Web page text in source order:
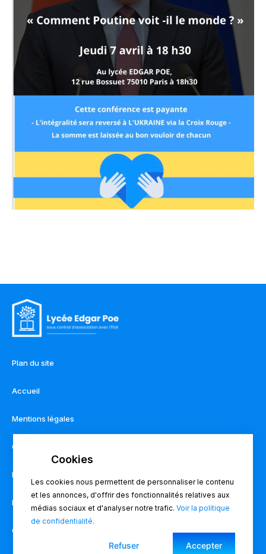
Plan du site
Accueil
Mentions légales
Contact
Règlement intérieur
Pronote
Charte du lycée
Les cookies nous permettent de personnaliser le contenu
et les annonces, d'offrir des fonctionnalités relatives aux
médias sociaux et d'analyser notre trafic.Voir la politique
de confidentialité.
Accepter
Refuser